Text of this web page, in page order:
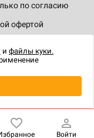
по согласию
офертой
Войти
и файлы куки.